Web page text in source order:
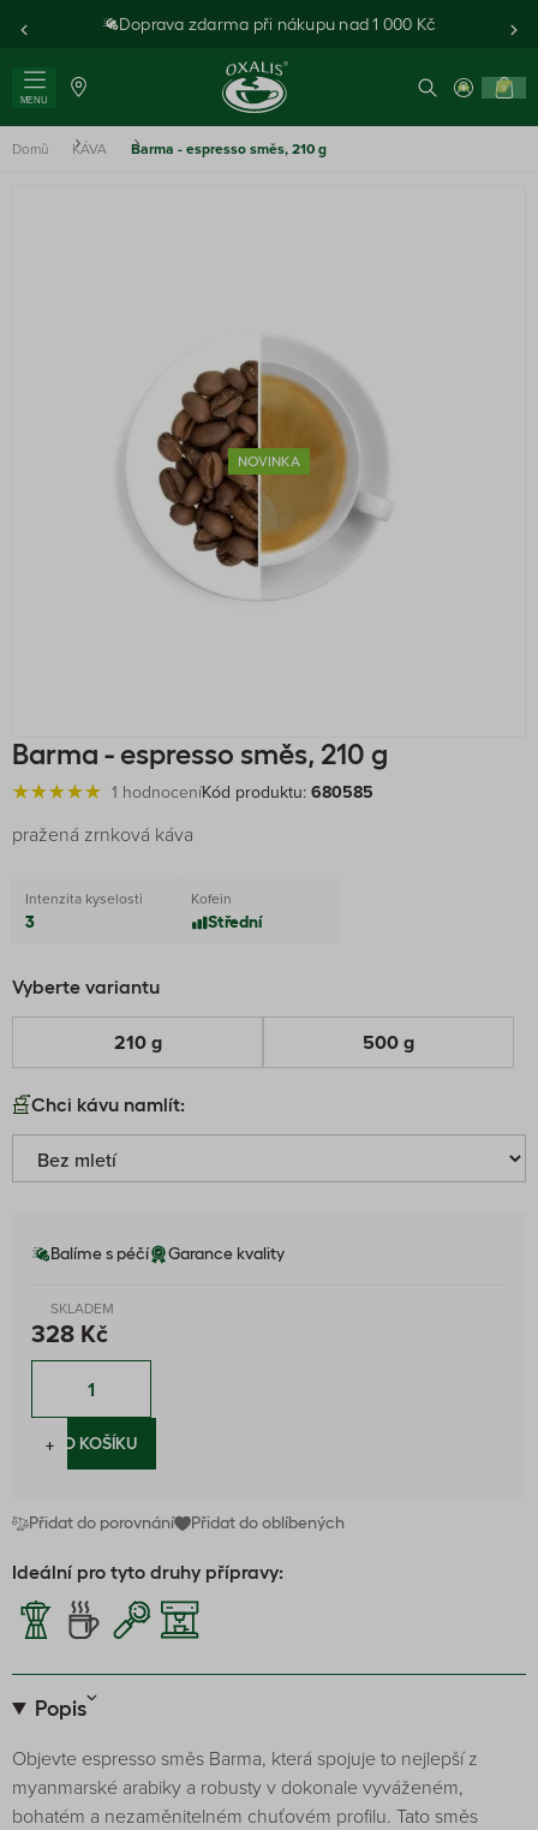
Doprava zdarma při nákupu nad 1 000 Kč
MENU
0
Domů KÁVA Barma - espresso směs, 210 g
NOVINKA
Barma - espresso směs, 210 g
1 hodnoceníKód produktu: 680585
pražená zrnková káva
Intenzita kyselosti
3
Kofein
Střední
Vyberte variantu
210 g 500 g
Chci kávu namlít:
Balíme s péčí Garance kvality
SKLADEM
328 Kč
−
+DO KOŠÍKU
Přidat do porovnání Přidat do oblíbených
Ideální pro tyto druhy přípravy:
Popis
Objevte espresso směs Barma, která spojuje to nejlepší z
myanmarské arabiky a robusty v dokonale vyváženém,
bohatém a nezaměnitelném chuťovém profilu. Tato směs